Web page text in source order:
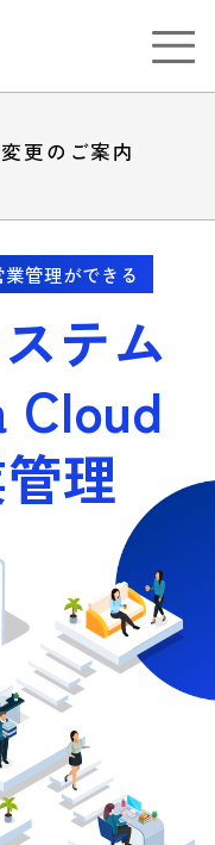
更のご案内
管理ができる
テム
Cloud
理